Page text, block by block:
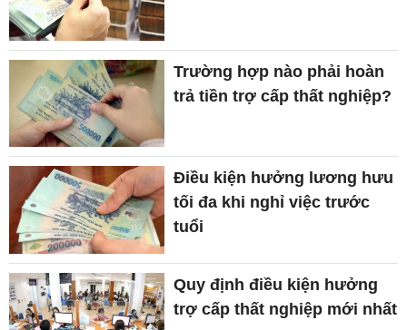
Trường hợp nào phải hoàn
trả tiền trợ cấp thất nghiệp?
Điều kiện hưởng lương hưu
tối đa khi nghỉ việc trước
tuổi
Quy định điều kiện hưởng
trợ cấp thất nghiệp mới nhất